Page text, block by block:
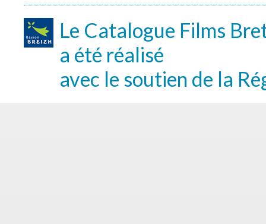
Le Catalogue Films
a été réalisé
avec le soutien de la